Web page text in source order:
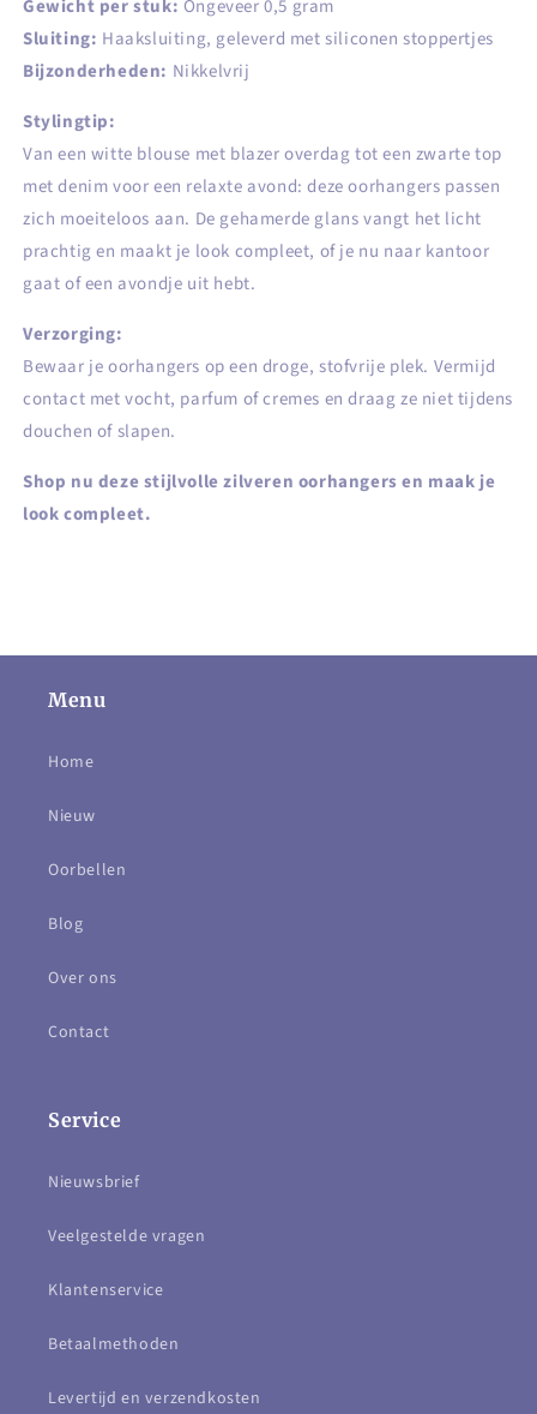
Gewicht per stuk: Ongeveer 0,5 gram
Sluiting: Haaksluiting, geleverd met siliconen stoppertjes
Bijzonderheden: Nikkelvrij
Stylingtip:
Van een witte blouse met blazer overdag tot een zwarte top
met denim voor een relaxte avond: deze oorhangers passen
zich moeiteloos aan. De gehamerde glans vangt het licht
prachtig en maakt je look compleet, of je nu naar kantoor
gaat of een avondje uit hebt.
Verzorging:
Bewaar je oorhangers op een droge, stofvrije plek. Vermijd
contact met vocht, parfum of cremes en draag ze niet tijdens
douchen of slapen.
Shop nu deze stijlvolle zilveren oorhangers en maak je
look compleet.
Menu
Home
Nieuw
Oorbellen
Blog
Over ons
Contact
Service
Nieuwsbrief
Veelgestelde vragen
Klantenservice
Betaalmethoden
Levertijd en verzendkosten